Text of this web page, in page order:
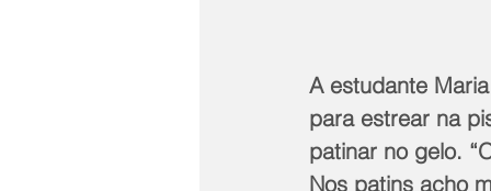
A estudante
para estrear na
patinar no gelo.
Nos patins acho